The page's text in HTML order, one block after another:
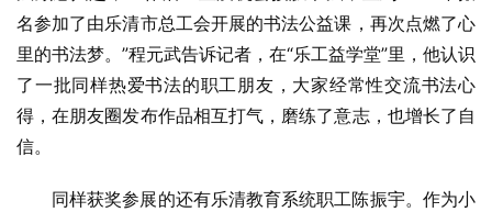
名参加了由乐清市总工会开展的书法公益课，再次点燃了心
里的书法梦。”程元武告诉记者，在“乐工益学堂”里，他认识
了一批同样热爱书法的职工朋友，大家经常性交流书法心
得，在朋友圈发布作品相互打气，磨练了意志，也增长了自
信。
同样获奖参展的还有乐清教育系统职工陈振宇。作为小